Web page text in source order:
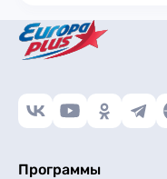
Программы